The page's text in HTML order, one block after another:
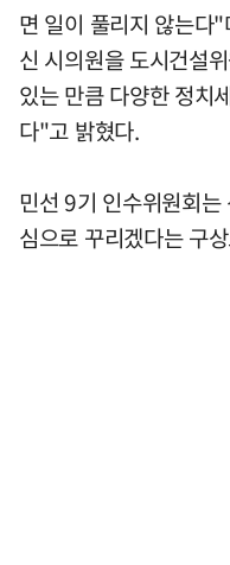
면 일이 풀리지 않는다
신 시의원을 도시건설
있는 만큼 다양한 정치
다"고 밝혔다.
민선 9기 인수위원회
심으로 꾸리겠다는 구